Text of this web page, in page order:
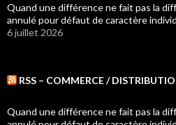
Quand une différence ne fait pas la
annulé pour défaut de caractère
6 juillet 2026
RSS – COMMERCE /
Quand une différence ne fait pas la